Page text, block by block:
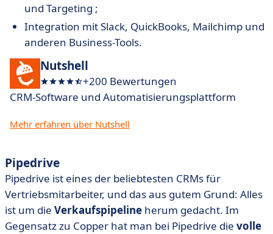
und Targeting ;
Integration mit Slack, QuickBooks, Mailchimp und
anderen Business-Tools.
Nutshell
+200 Bewertungen
CRM-Software und Automatisierungsplattform
Mehr erfahren über Nutshell
Pipedrive
Pipedrive ist eines der beliebtesten CRMs für
Vertriebsmitarbeiter, und das aus gutem Grund: Alles
ist um die Verkaufspipeline herum gedacht. Im
Gegensatz zu Copper hat man bei Pipedrive die volle